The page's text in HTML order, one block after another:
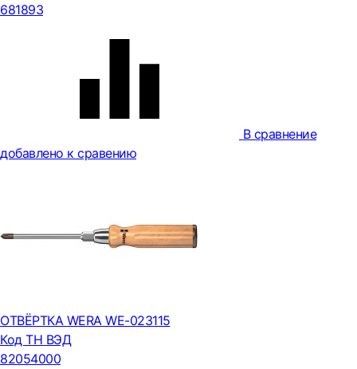
681893
В сравнение
добавлено к сравению
ОТВЁРТКА WERA WE-023115
Код ТН ВЭД
82054000